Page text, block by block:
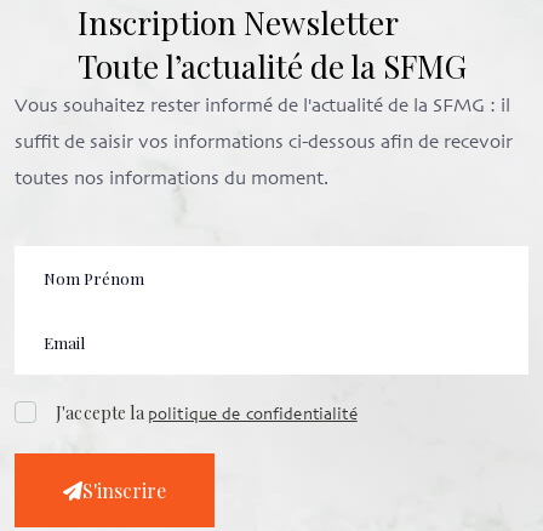
Inscription Newsletter
Toute l’actualité de la SFMG
Vous souhaitez rester informé de l'actualité de la SFMG : il
suffit de saisir vos informations ci-dessous afin de recevoir
toutes nos informations du moment.
J'accepte lapolitique de confidentialité
S'inscrire